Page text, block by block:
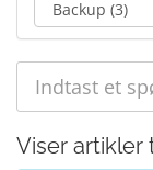
Viser artikler